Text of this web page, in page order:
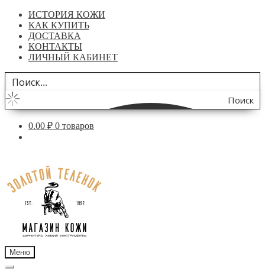
ИСТОРИЯ КОЖИ
КАК КУПИТЬ
ДОСТАВКА
КОНТАКТЫ
ЛИЧНЫЙ КАБИНЕТ
Поиск
по
0.00 ₽ 0 товаров
навигации
содержимому
Меню